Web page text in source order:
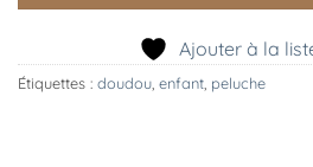
Ajouter à la
Étiquettes : doudou, enfant, peluche